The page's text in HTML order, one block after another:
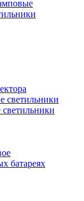
светильники
батареях